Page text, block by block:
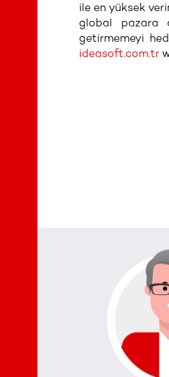
ile en yüksek
global pazara
getirmemeyi
ideasoft.com.tr